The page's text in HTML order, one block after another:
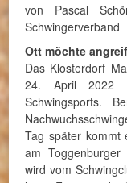
von Pascal
Schwingerverband
Ott möchte
Das Klosterdorf
24. April 2022
Schwingsports.
Tag später kommt
am Toggenburger
wird vom